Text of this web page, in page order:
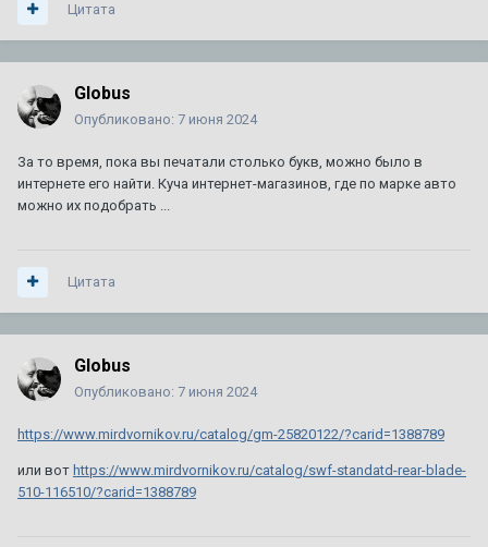
154
ответа 721 011
Автор: A446MO,
64 ответа 140 526 просмотров
Сгорела коробка на 280000км. Как предотвратить в
следующий раз? Доп. охлаждение?
1 ответ
Цитата
Globus
Опубликовано: 7 июня 2024
За то время, пока вы печатали столько букв, можно было в
интернете его найти. Куча интернет-магазинов, где по марке авто
можно их подобрать ...
Цитата
Globus
Опубликовано: 7 июня 2024
https://www.mirdvornikov.ru/catalog/gm-25820122/?carid=1388789
или вот https://www.mirdvornikov.ru/catalog/swf-standatd-rear-blade-
510-116510/?carid=1388789